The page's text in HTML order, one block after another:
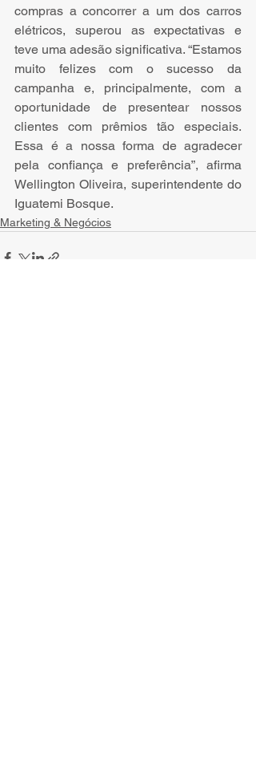
compras a concorrer a um dos carros
elétricos, superou as expectativas e
teve uma adesão significativa. “Estamos
muito felizes com o sucesso da
campanha e, principalmente, com a
oportunidade de presentear nossos
clientes com prêmios tão especiais.
Essa é a nossa forma de agradecer
pela confiança e preferência”, afirma
Wellington Oliveira, superintendente do
Iguatemi Bosque.
Marketing & Negócios